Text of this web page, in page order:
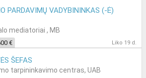
PARDAVIMŲ VADYBININKAS (-Ė)
mediatoriai , MB
€ Liko 19 d.
ŠEFAS
tarpininkavimo centras, UAB